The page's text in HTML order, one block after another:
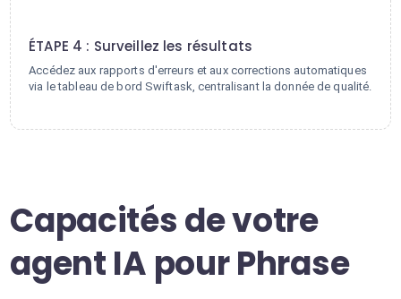
ÉTAPE 4 : Surveillez les résultats
Accédez aux rapports d'erreurs et aux corrections automatiques
via le tableau de bord Swiftask, centralisant la donnée de qualité.
Capacités de votre
agent IA pour Phrase